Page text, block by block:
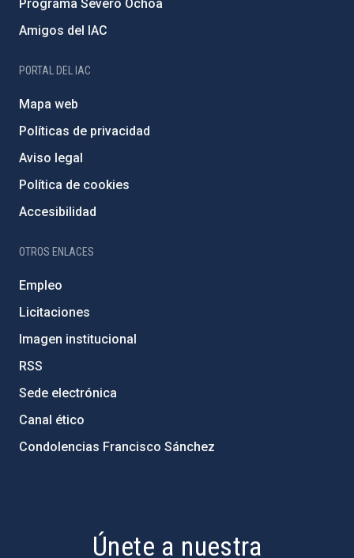
Programa Severo Ochoa
Amigos del IAC
PORTAL DEL IAC
Mapa web
Políticas de privacidad
Aviso legal
Política de cookies
Accesibilidad
OTROS ENLACES
Empleo
Licitaciones
Imagen institucional
RSS
Sede electrónica
Canal ético
Condolencias Francisco Sánchez
Únete a nuestra